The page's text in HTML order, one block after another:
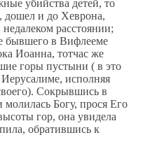
убийства детей, то
дошел и до Хеврона,
расстоянии;
бывшего в Вифлееме
Иоанна, тотчас же
горы пустыни ( в это
исполняя
Сокрывшись в
молилась Богу, прося Его
гор, она увидела
обратившись к